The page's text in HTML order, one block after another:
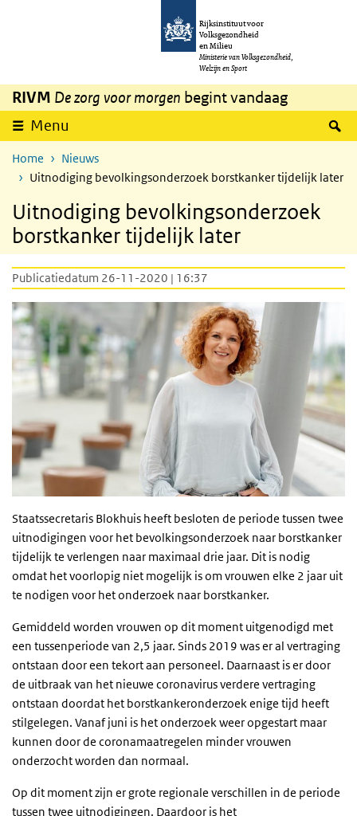
Overslaan en naar de inhoud gaan
Rijksinstituut voor
Volksgezondheid
en Milieu
Ministerie van Volksgezondheid,
Welzijn en Sport
RIVM De zorg voor morgen begint vandaag
Menu
Home
Nieuws
Uitnodiging bevolkingsonderzoek borstkanker tijdelijk later
Uitnodiging bevolkingsonderzoek
borstkanker tijdelijk later
Publicatiedatum 26-11-2020 | 16:37
Staatssecretaris Blokhuis heeft besloten de periode tussen twee
uitnodigingen voor het bevolkingsonderzoek naar borstkanker
tijdelijk te verlengen naar maximaal drie jaar. Dit is nodig
omdat het voorlopig niet mogelijk is om vrouwen elke 2 jaar uit
te nodigen voor het onderzoek naar borstkanker.
Gemiddeld worden vrouwen op dit moment uitgenodigd met
een tussenperiode van 2,5 jaar. Sinds 2019 was er al vertraging
ontstaan door een tekort aan personeel. Daarnaast is er door
de uitbraak van het nieuwe coronavirus verdere vertraging
ontstaan doordat het borstkankeronderzoek enige tijd heeft
stilgelegen. Vanaf juni is het onderzoek weer opgestart maar
kunnen door de coronamaatregelen minder vrouwen
onderzocht worden dan normaal.
Op dit moment zijn er grote regionale verschillen in de periode
tussen twee uitnodigingen. Daardoor is het